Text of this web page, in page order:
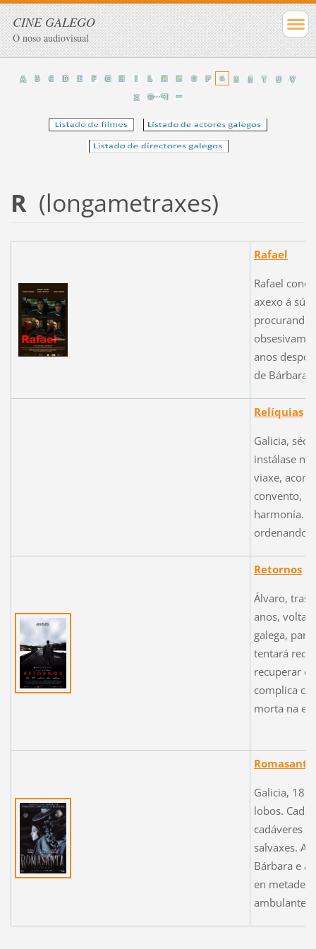
CINE GALEGO
O noso audiovisual
R (longametraxes)
Rafael
Rafael
axexo á súa
procurando
anos
de Bárbara
Relíquias
Galicia,
instálase
viaxe,
convento,
harmonía.
ordenando
Retornos
Álvaro, tras
anos, volta
galega,
tentará
recuperar o
complica
morta na
Galicia,
lobos. Cada
cadáveres
salvaxes. A
Bárbara e a
en metade
ambulante